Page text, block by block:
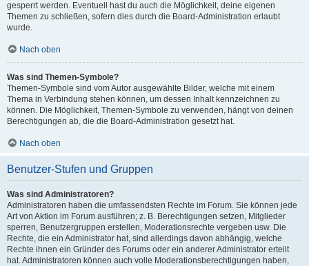
gesperrt werden. Eventuell hast du auch die Möglichkeit, deine eigenen
Themen zu schließen, sofern dies durch die Board-Administration erlaubt
wurde.
Nach oben
Was sind Themen-Symbole?
Themen-Symbole sind vom Autor ausgewählte Bilder, welche mit einem
Thema in Verbindung stehen können, um dessen Inhalt kennzeichnen zu
können. Die Möglichkeit, Themen-Symbole zu verwenden, hängt von deinen
Berechtigungen ab, die die Board-Administration gesetzt hat.
Nach oben
Benutzer-Stufen und Gruppen
Was sind Administratoren?
Administratoren haben die umfassendsten Rechte im Forum. Sie können jede
Art von Aktion im Forum ausführen; z. B. Berechtigungen setzen, Mitglieder
sperren, Benutzergruppen erstellen, Moderationsrechte vergeben usw. Die
Rechte, die ein Administrator hat, sind allerdings davon abhängig, welche
Rechte ihnen ein Gründer des Forums oder ein anderer Administrator erteilt
hat. Administratoren können auch volle Moderationsberechtigungen haben,